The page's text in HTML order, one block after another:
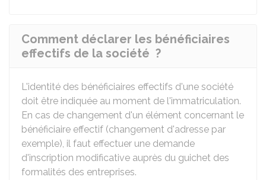
Comment déclarer les bénéficiaires
effectifs de la société ?
L'identité des bénéficiaires effectifs d'une société
doit être indiquée au moment de l'immatriculation.
En cas de changement d'un élément concernant le
bénéficiaire effectif (changement d'adresse par
exemple), il faut effectuer une demande
d'inscription modificative auprès du guichet des
formalités des entreprises.